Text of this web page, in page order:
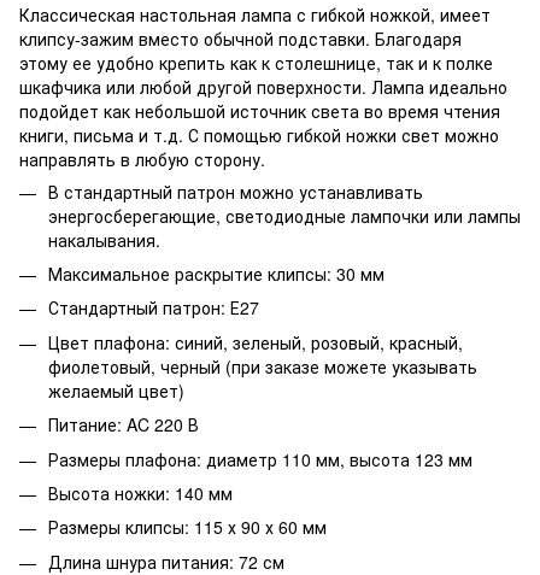
Классическая настольная лампа с гибкой ножкой, имеет
клипсу-зажим вместо обычной подставки. Благодаря
этому ее удобно крепить как к столешнице, так и к полке
шкафчика или любой другой поверхности. Лампа идеально
подойдет как небольшой источник света во время чтения
книги, письма и т.д. С помощью гибкой ножки свет можно
направлять в любую сторону.
В стандартный патрон можно устанавливать
энергосберегающие, светодиодные лампочки или лампы
накалывания.
Максимальное раскрытие клипсы: 30 мм
Стандартный патрон: Е27
Цвет плафона: синий, зеленый, розовый, красный,
фиолетовый, черный (при заказе можете указывать
желаемый цвет)
Питание: AC 220 В
Размеры плафона: диаметр 110 мм, высота 123 мм
Высота ножки: 140 мм
Размеры клипсы: 115 х 90 х 60 мм
Длина шнура питания: 72 см